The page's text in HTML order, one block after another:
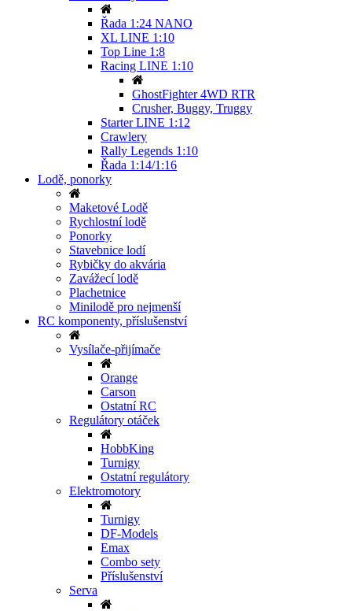
Řada 1:24 NANO
XL LINE 1:10
Top Line 1:8
Racing LINE 1:10
GhostFighter 4WD RTR
Crusher, Buggy, Truggy
Starter LINE 1:12
Crawlery
Rally Legends 1:10
Řada 1:14/1:16
Lodě, ponorky
Maketové Lodě
Rychlostní lodě
Ponorky
Stavebnice lodí
Rybičky do akvária
Zavážecí lodě
Plachetnice
Minilodě pro nejmenší
RC komponenty, příslušenství
Vysílače-přijímače
Orange
Carson
Ostatní RC
Regulátory otáček
HobbKing
Turnigy
Ostatní regulátory
Elektromotory
Turnigy
DF-Models
Emax
Combo sety
Příslušenství
Serva